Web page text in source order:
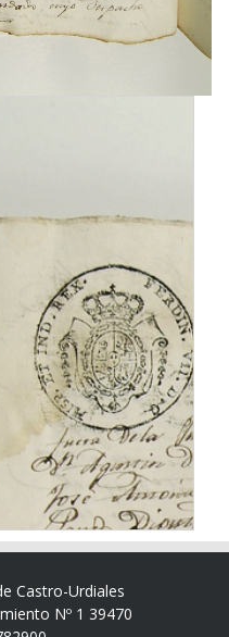
Castro-Urdiales
Nº 1 39470